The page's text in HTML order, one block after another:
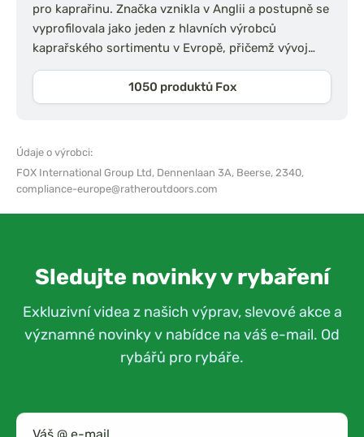
pro kaprařinu. Značka vznikla v Anglii a postupně se
vyprofilovala jako jeden z hlavních výrobců
kaprařského sortimentu v Evropě, přičemž vývoj…
1050 produktů Fox
Údaje o výrobci:
FOX International Group Ltd, Dennenlaan 3A, Beerse, 2340,
compliance-europe@ratheroutdoors.com
Sledujte novinky v rybaření
Exkluzivní videa z našich výprav, slevové akce a
významné novinky v nabídce na váš e-mail. Od
rybářů pro rybáře.